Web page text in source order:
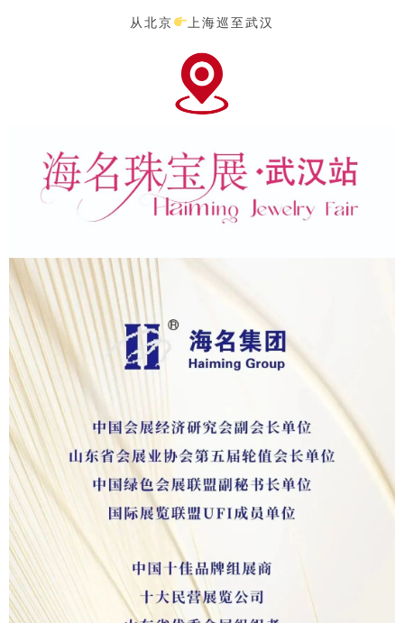
从北京
上海巡至武汉